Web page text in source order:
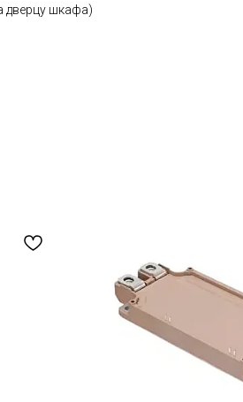
дверцу шкафа)